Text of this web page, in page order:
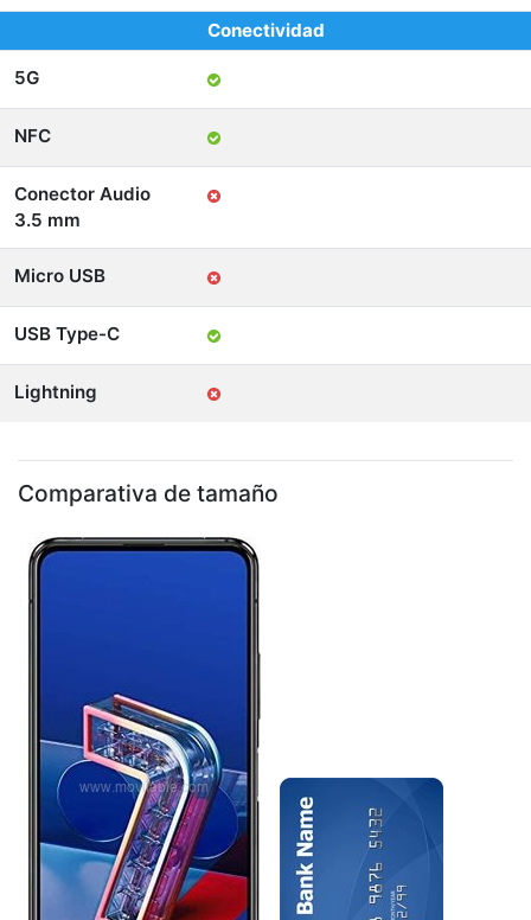
Conectividad
5G
NFC
Conector Audio
3.5 mm
Micro USB
USB Type-C
Lightning
Comparativa de tamaño